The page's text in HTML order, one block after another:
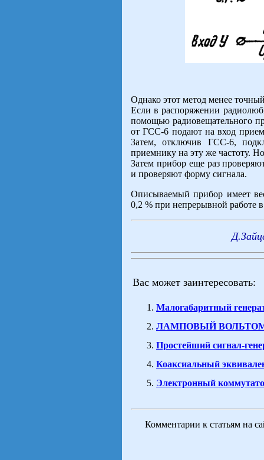
Однако этот метод менее
Если в распоряжении
помощью радиовещательного
от ГСС-6 подают на вход
Затем, отключив ГСС-6,
приемнику на эту же частоту.
Затем прибор еще раз
и проверяют форму сигнала.
Описываемый прибор имеет
0,2 % при непрерывной работе в
Вас может заинтересовать:
Малогабаритный
ЛАМПОВЫЙ
Простейший сигнал-
Коаксиальный
Электронный
Комментарии к статьям на